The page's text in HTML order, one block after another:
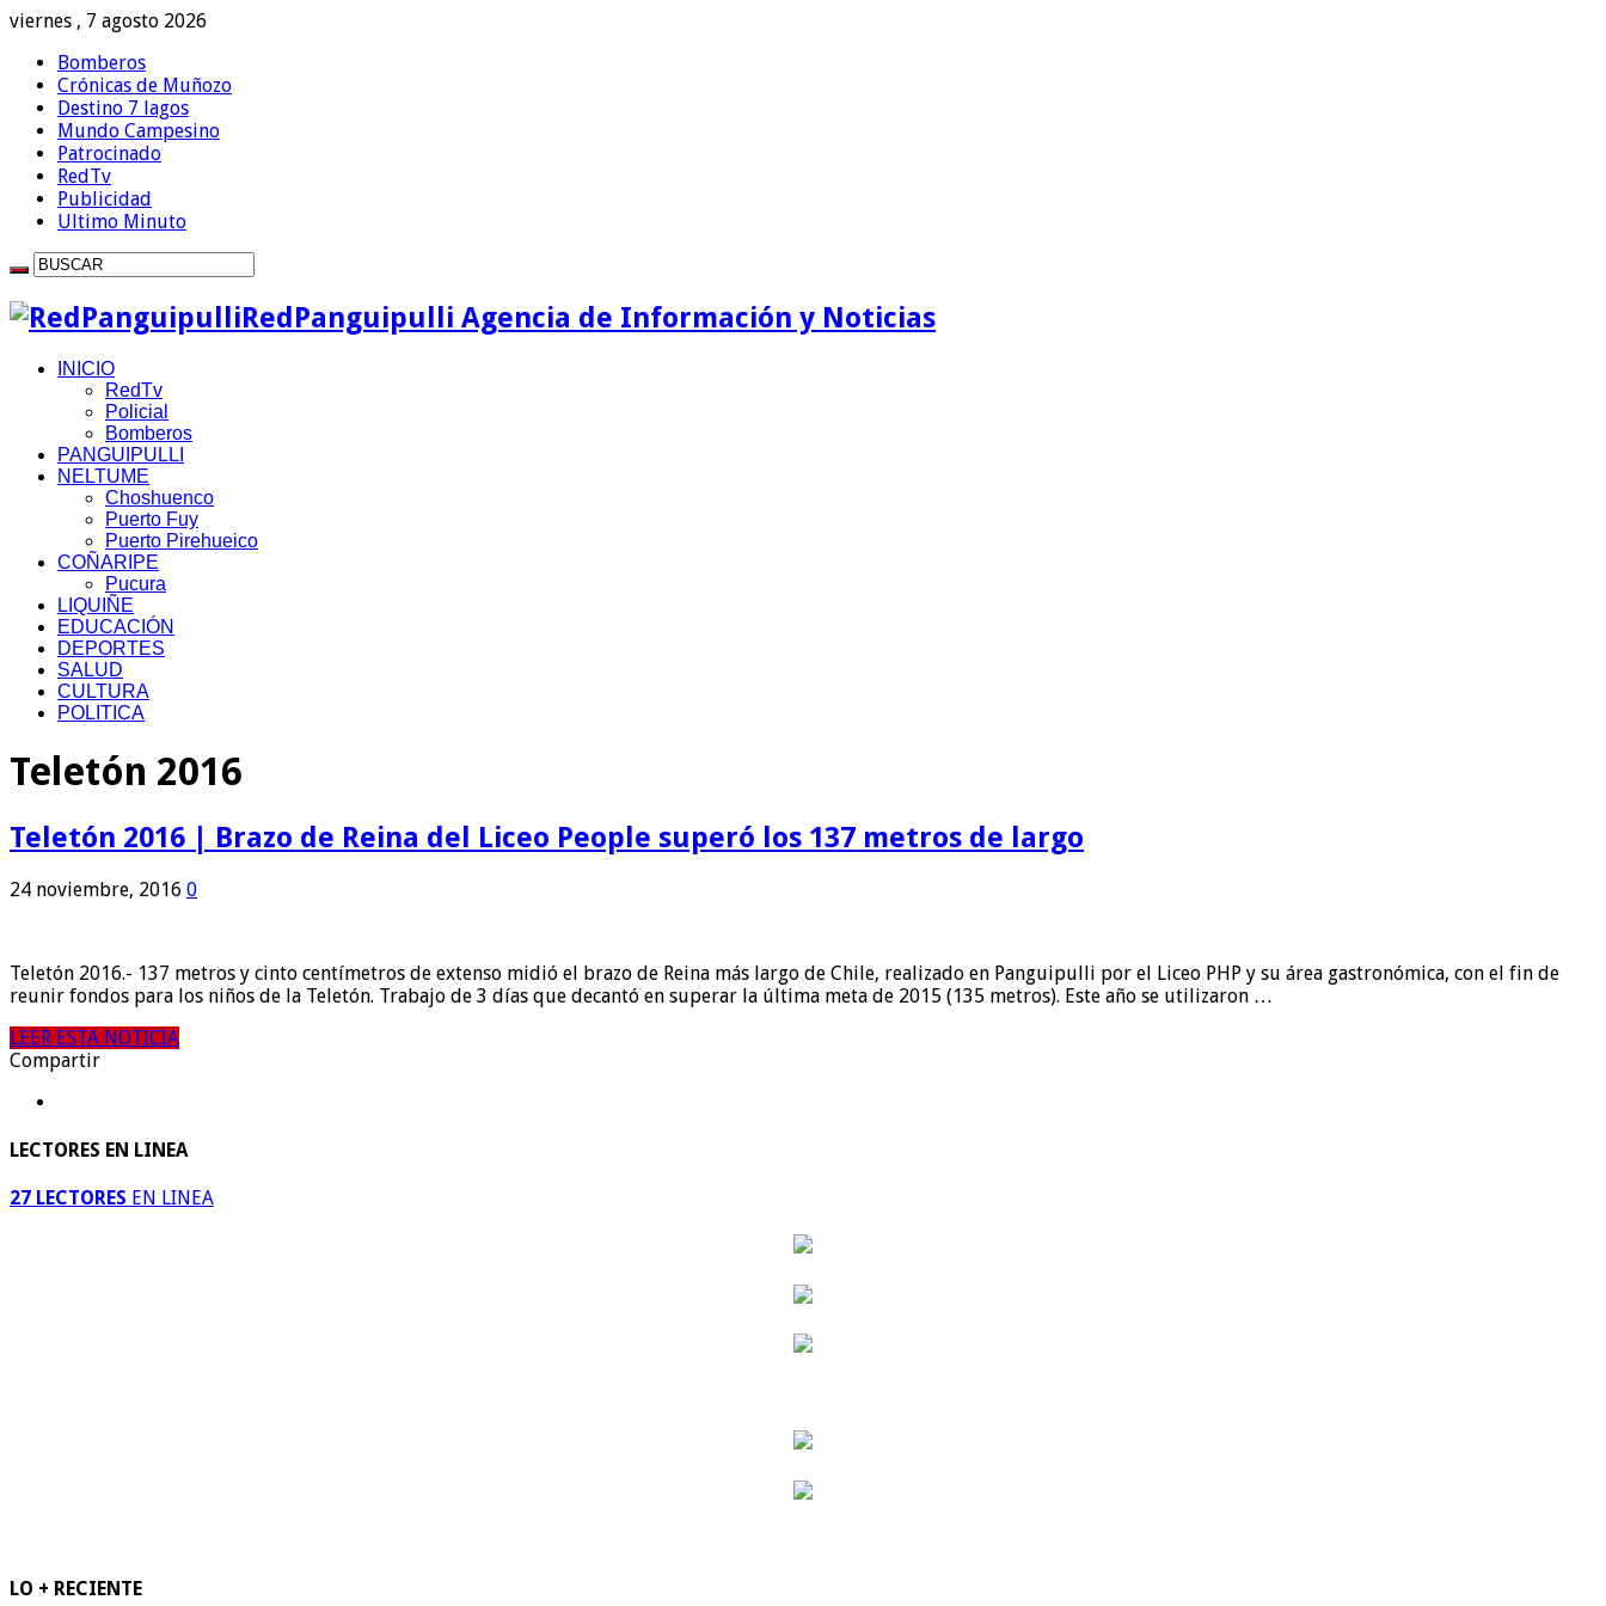
viernes , 7 agosto 2026
Bomberos
Crónicas de Muñozo
Destino 7 lagos
Mundo Campesino
Patrocinado
RedTv
Publicidad
Ultimo Minuto
RedPanguipulli Agencia de Información y Noticias
INICIO
RedTv
Policial
Bomberos
PANGUIPULLI
NELTUME
Choshuenco
Puerto Fuy
Puerto Pirehueico
COÑARIPE
Pucura
LIQUIÑE
EDUCACIÓN
DEPORTES
SALUD
CULTURA
POLITICA
Teletón 2016
Teletón 2016 | Brazo de Reina del Liceo People superó los 137 metros de largo
24 noviembre, 2016 0
Teletón 2016.- 137 metros y cinto centímetros de extenso midió el brazo de Reina más largo de Chile, realizado en Panguipulli por el Liceo PHP y su área gastronómica, con el fin de
reunir fondos para los niños de la Teletón. Trabajo de 3 días que decantó en superar la última meta de 2015 (135 metros). Este año se utilizaron …
LEER ESTA NOTICIA
Compartir
LECTORES EN LINEA
27 LECTORES EN LINEA
LO + RECIENTE